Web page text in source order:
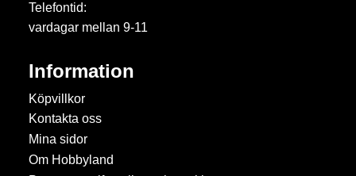
Telefontid:
vardagar mellan 9-11
Information
Köpvillkor
Kontakta oss
Mina sidor
Om Hobbyland